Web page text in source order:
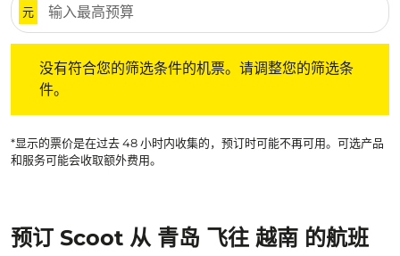
元
没有符合您的筛选条件的机票。请调整您的筛选条
件。
*显示的票价是在过去 48 小时内收集的，预订时可能不再可用。可选产品
和服务可能会收取额外费用。
预订 Scoot 从 青岛 飞往 越南 的航班